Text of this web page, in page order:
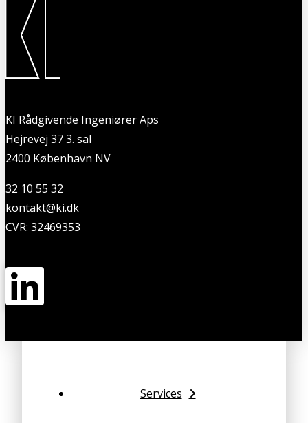
KI Rådgivende Ingeniører Aps
Hejrevej 37 3. sal
2400 København NV
32 10 55 32
kontakt@ki.dk
CVR: 32469353
Services